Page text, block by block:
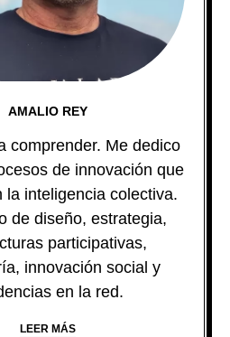
AMALIO REY
comprender. Me dedico
de innovación que
la inteligencia colectiva.
de diseño, estrategia,
participativas,
innovación social y
en la red.
LEER MÁS